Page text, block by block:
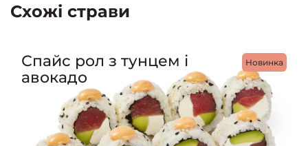
Схожі страви
Новинка
Спайс рол з тунцем і
авокадо